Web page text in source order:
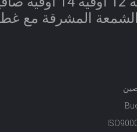
المشرقة مع